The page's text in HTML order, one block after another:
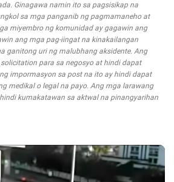
Ginagawa namin ito sa pagsisikap na
sa mga panganib ng pagmamaneho at
miyembro ng komunidad ay gagawin ang
ang mga pag-iingat na kinakailangan
ganitong uri ng malubhang aksidente. Ang
para sa negosyo at hindi dapat
impormasyon sa post na ito ay hindi dapat
medikal o legal na payo. Ang mga larawang
kumakatawan sa aktwal na pinangyarihan